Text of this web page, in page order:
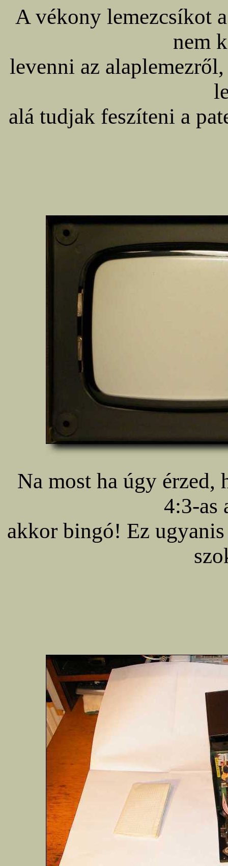
A vékony lemezcsíkot
nem
levenni az
alá tudjak feszíteni a
Na most ha úgy érzed,
4:3-as
akkor bingó! Ez